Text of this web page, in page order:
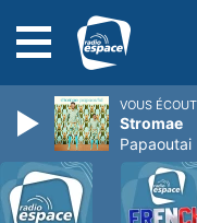
VOUS
Stromae
Papaoutai